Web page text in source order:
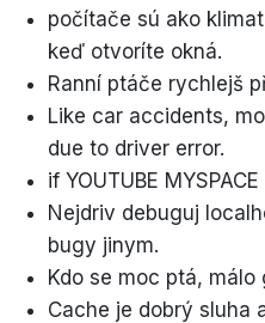
počítače sú ako
keď otvoríte okná.
Ranní ptáče rychlejš
Like car accidents,
due to driver error.
if YOUTUBE
Nejdriv debuguj
bugy jinym.
Kdo se moc ptá, málo
Cache je dobrý sluha